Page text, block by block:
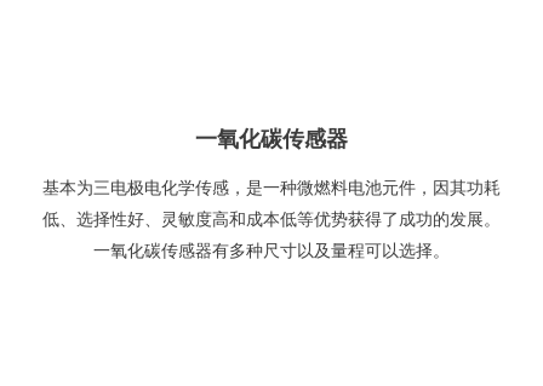
一氧化碳传感器
基本为三电极电化学传感，是一种微燃料电池元件，因其功耗
低、选择性好、灵敏度高和成本低等优势获得了成功的发展。
一氧化碳传感器有多种尺寸以及量程可以选择。